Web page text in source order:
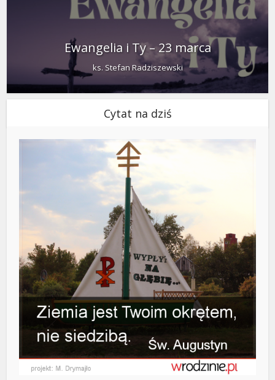
Ewangelia i Ty – 23 marca
ks. Stefan Radziszewski
Cytat na dziś